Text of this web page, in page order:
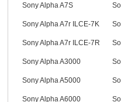
Sony Alpha A7S
Sony Alpha A7r ILCE-7K
Sony Alpha A7r ILCE-7R
Sony Alpha A3000
Sony Alpha A5000
Sony Alpha A6000